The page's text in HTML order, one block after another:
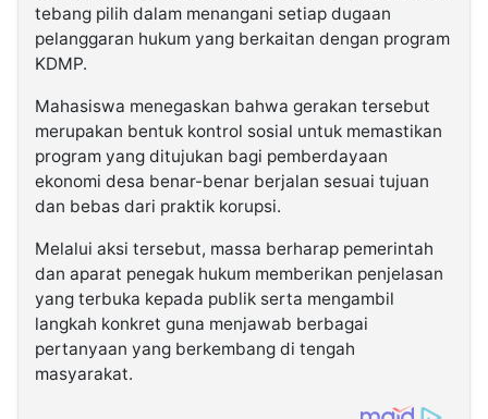
tebang pilih dalam menangani setiap dugaan
pelanggaran hukum yang berkaitan dengan program
KDMP.
Mahasiswa menegaskan bahwa gerakan tersebut
merupakan bentuk kontrol sosial untuk memastikan
program yang ditujukan bagi pemberdayaan
ekonomi desa benar-benar berjalan sesuai tujuan
dan bebas dari praktik korupsi.
Melalui aksi tersebut, massa berharap pemerintah
dan aparat penegak hukum memberikan penjelasan
yang terbuka kepada publik serta mengambil
langkah konkret guna menjawab berbagai
pertanyaan yang berkembang di tengah
masyarakat.